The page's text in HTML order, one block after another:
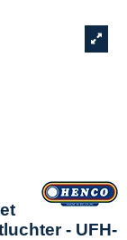
- UFH-